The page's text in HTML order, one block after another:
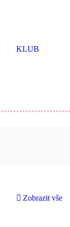
KLUB
Zobrazit vše